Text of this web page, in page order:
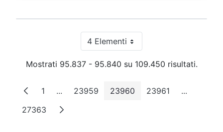
4 ElementiPer pagina
Mostrati 95.837 - 95.840 su 109.450 risultati.
Pagina
1 ...Pagine intermedie
Pagina
23959 Pagina
23960 Pagina
23961 ...Pagine
Pagina
27363